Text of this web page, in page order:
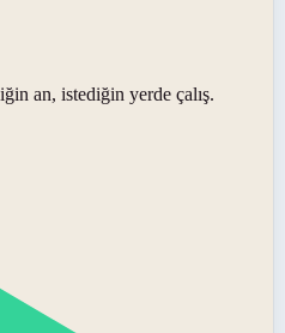
an, istediğin yerde çalış.